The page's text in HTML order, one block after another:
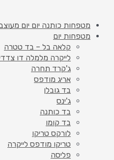
מטפחות כותנה יום יום מעוצבות
מטפחות יום
קלאה בל – בד טטרה
לייקרה מלמלה דו צדדי
ג'קרד תחרה
אריג מודפס
בד גובלן
ג'ינס
בד כותנה
בד קומו
לורקס טריקו
טריקו מודפס לייקרה
פליסה